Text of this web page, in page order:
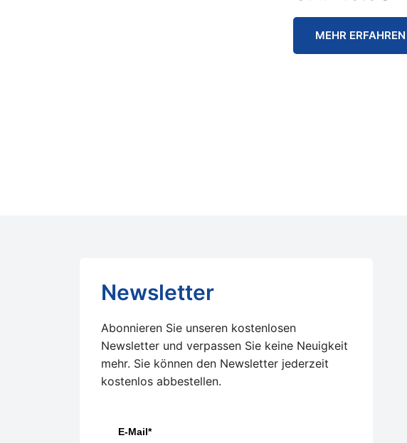
MEHR ERFAHREN
Newsletter
Abonnieren Sie unseren kostenlosen
Newsletter und verpassen Sie keine Neuigkeit
mehr. Sie können den Newsletter jederzeit
kostenlos abbestellen.
E-Mail*